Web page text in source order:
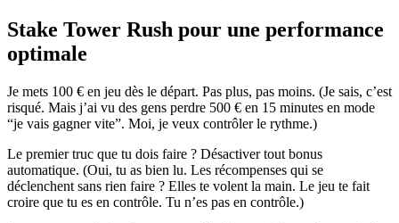
Stake Tower Rush pour une performance
optimale
Je mets 100 € en jeu dès le départ. Pas plus, pas moins. (Je sais, c’est
risqué. Mais j’ai vu des gens perdre 500 € en 15 minutes en mode
“je vais gagner vite”. Moi, je veux contrôler le rythme.)
Le premier truc que tu dois faire ? Désactiver tout bonus
automatique. (Oui, tu as bien lu. Les récompenses qui se
déclenchent sans rien faire ? Elles te volent la main. Le jeu te fait
croire que tu es en contrôle. Tu n’es pas en contrôle.)